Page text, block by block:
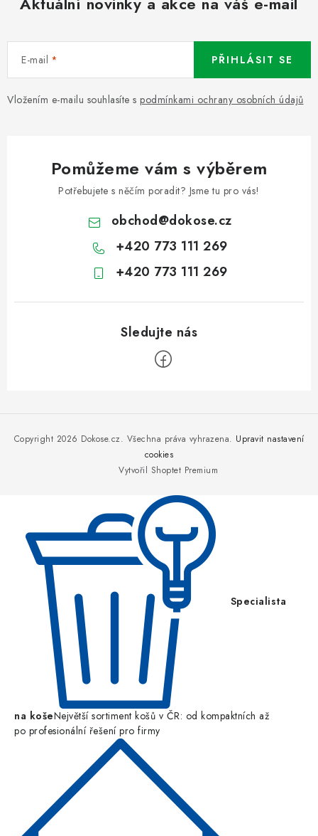
E-mail
Vložením e-mailu souhlasíte s podmínkami ochrany osobních údajů
PŘIHLÁSIT SE
Pomůžeme vám s výběrem
Potřebujete s něčím poradit? Jsme tu pro vás!
obchod@dokose.cz
+420 773 111 269
+420 773 111 269
Vytvořil Shoptet Premium
Copyright 2026 Dokose.cz. Všechna práva vyhrazena. Upravit nastavení
cookies
Specialista
na košeNejvětší sortiment košů v ČR: od kompaktních až
po profesionální řešení pro firmy